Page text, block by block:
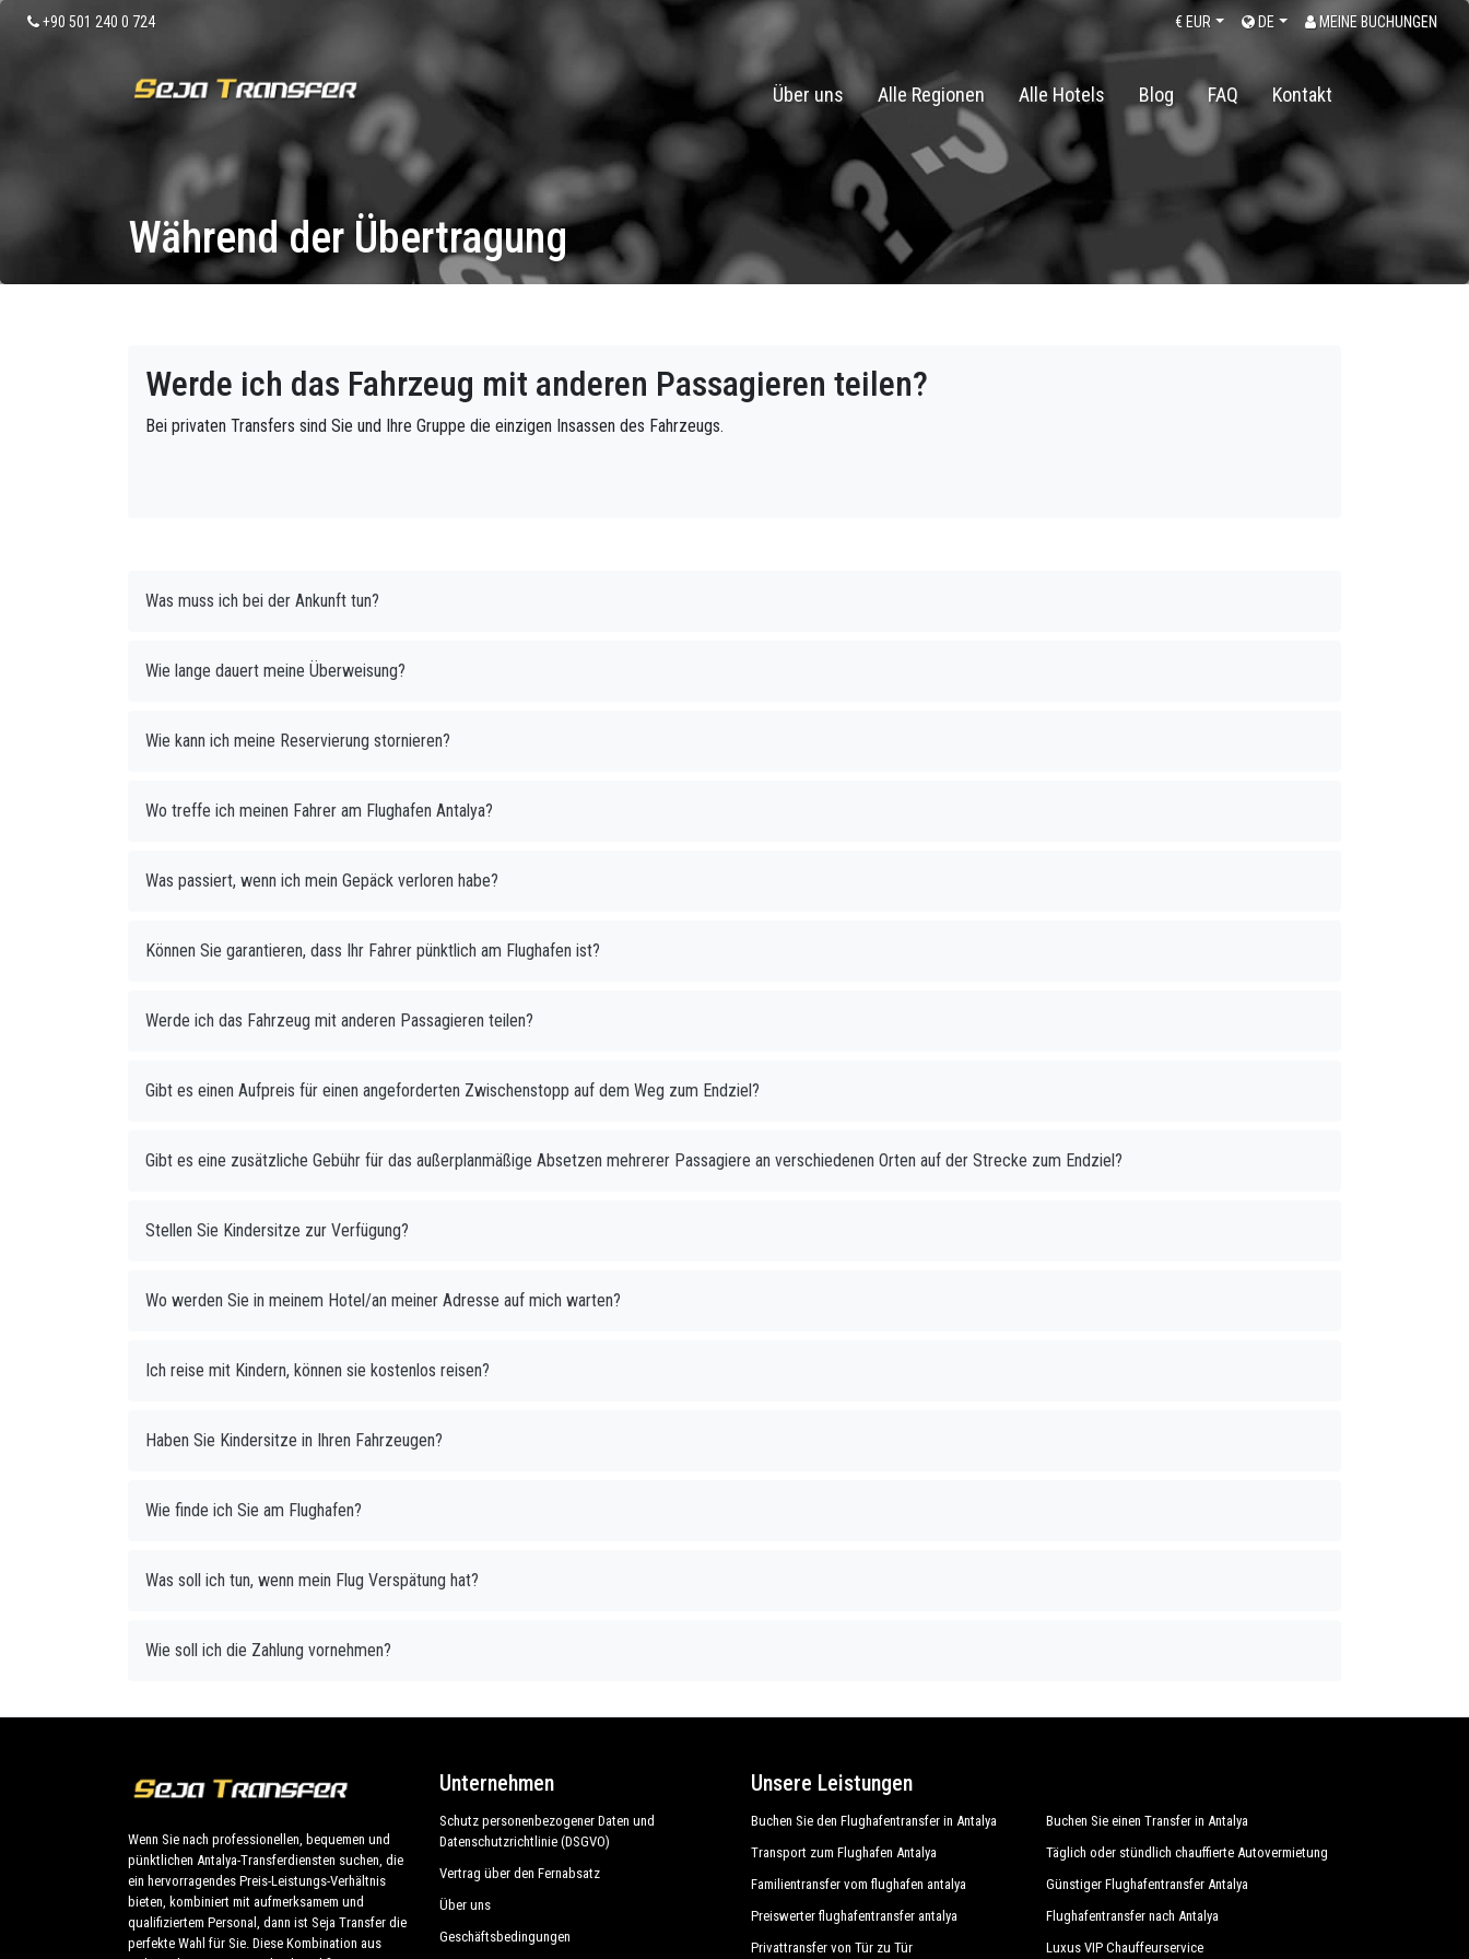
+90 501 240 0 724 MEINE BUCHUNGEN
DE
€ EUR
Über uns Alle Regionen Alle Hotels Blog FAQ Kontakt
Während der Übertragung
Werde ich das Fahrzeug mit anderen Passagieren teilen?
Bei privaten Transfers sind Sie und Ihre Gruppe die einzigen Insassen des Fahrzeugs.
Was muss ich bei der Ankunft tun?
Wie lange dauert meine Überweisung?
Wie kann ich meine Reservierung stornieren?
Wo treffe ich meinen Fahrer am Flughafen Antalya?
Was passiert, wenn ich mein Gepäck verloren habe?
Können Sie garantieren, dass Ihr Fahrer pünktlich am Flughafen ist?
Werde ich das Fahrzeug mit anderen Passagieren teilen?
Gibt es einen Aufpreis für einen angeforderten Zwischenstopp auf dem Weg zum Endziel?
Gibt es eine zusätzliche Gebühr für das außerplanmäßige Absetzen mehrerer Passagiere an verschiedenen Orten auf der Strecke zum Endziel?
Stellen Sie Kindersitze zur Verfügung?
Wo werden Sie in meinem Hotel/an meiner Adresse auf mich warten?
Ich reise mit Kindern, können sie kostenlos reisen?
Haben Sie Kindersitze in Ihren Fahrzeugen?
Wie finde ich Sie am Flughafen?
Was soll ich tun, wenn mein Flug Verspätung hat?
Wie soll ich die Zahlung vornehmen?
Wenn Sie nach professionellen, bequemen und
pünktlichen Antalya-Transferdiensten suchen, die
ein hervorragendes Preis-Leistungs-Verhältnis
bieten, kombiniert mit aufmerksamem und
qualifiziertem Personal, dann ist Seja Transfer die
perfekte Wahl für Sie. Diese Kombination aus
Unternehmen
Schutz personenbezogener Daten und
Datenschutzrichtlinie (DSGVO)
Vertrag über den Fernabsatz
Über uns
Geschäftsbedingungen
Unsere Leistungen
Buchen Sie den Flughafentransfer in Antalya
Buchen Sie einen Transfer in Antalya
Transport zum Flughafen Antalya
Täglich oder stündlich chauffierte Autovermietung
Familientransfer vom flughafen antalya
Günstiger Flughafentransfer Antalya
Preiswerter flughafentransfer antalya
Flughafentransfer nach Antalya
Privattransfer von Tür zu Tür
Luxus VIP Chauffeurservice